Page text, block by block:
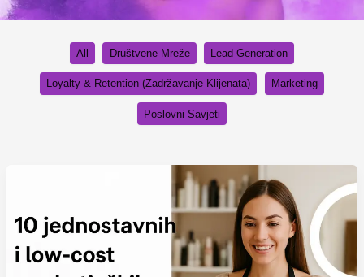
All Društvene Mreže Lead Generation
Loyalty & Retention (Zadržavanje Klijenata) Marketing
Poslovni Savjeti
low-
cost